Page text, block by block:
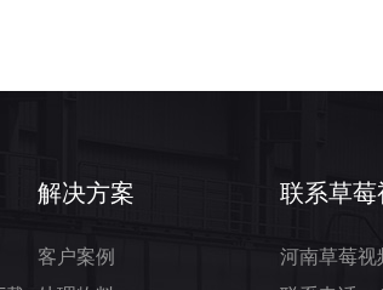
解决方案
客户案例
联系草
河南草莓视